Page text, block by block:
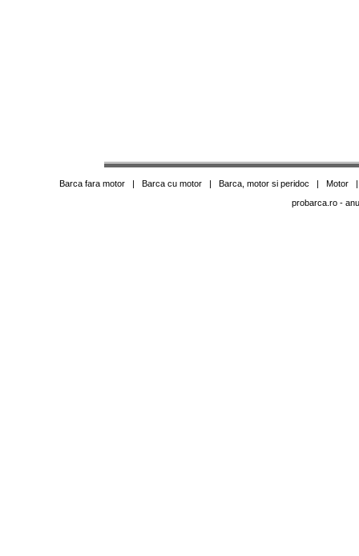
Barca fara motor| Barca cu motor| Barca, motor si peridoc | Motor
probarca.ro-